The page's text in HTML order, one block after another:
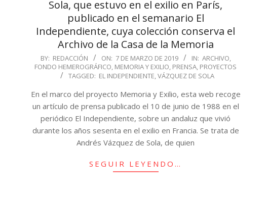
Sola, que estuvo en el exilio en París,
publicado en el semanario El
Independiente, cuya colección conserva el
Archivo de la Casa de la Memoria
2019-
03-
BY: REDACCIÓN ON: 7 DE MARZO DE 2019 IN: ARCHIVO,
FONDO HEMEROGRÁFICO, MEMORIA Y EXILIO, PRENSA, PROYECTOS
TAGGED: EL INDEPENDIENTE,VÁZQUEZ DE SOLA
En el marco del proyecto Memoria y Exilio, esta web recoge
un artículo de prensa publicado el 10 de junio de 1988 en el
periódico El Independiente, sobre un andaluz que vivió
durante los años sesenta en el exilio en Francia. Se trata de
Andrés Vázquez de Sola, de quien
SEGUIR LEYENDO…